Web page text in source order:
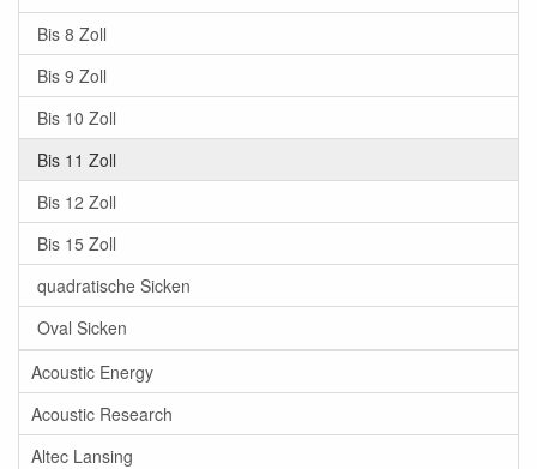
Bis 8 Zoll
Bis 9 Zoll
Bis 10 Zoll
Bis 11 Zoll
Bis 12 Zoll
Bis 15 Zoll
quadratische Sicken
Oval Sicken
Acoustic Energy
Acoustic Research
Altec Lansing